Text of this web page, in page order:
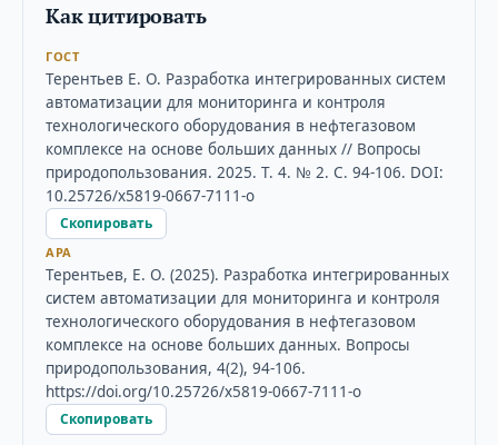
Как цитировать
ГОСТ
Терентьев Е. О. Разработка интегрированных систем
автоматизации для мониторинга и контроля
технологического оборудования в нефтегазовом
комплексе на основе больших данных // Вопросы
природопользования. 2025. Т. 4. № 2. С. 94-106. DOI:
10.25726/x5819-0667-7111-o
Скопировать
APA
Терентьев, Е. О. (2025). Разработка интегрированных
систем автоматизации для мониторинга и контроля
технологического оборудования в нефтегазовом
комплексе на основе больших данных. Вопросы
природопользования, 4(2), 94-106.
https://doi.org/10.25726/x5819-0667-7111-o
Скопировать